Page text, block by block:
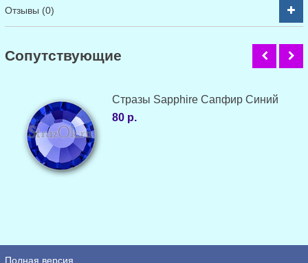
Отзывы (0)
Cопутствующие
Стразы Sapphire Сапфир Синий
80 р.
Полная версия